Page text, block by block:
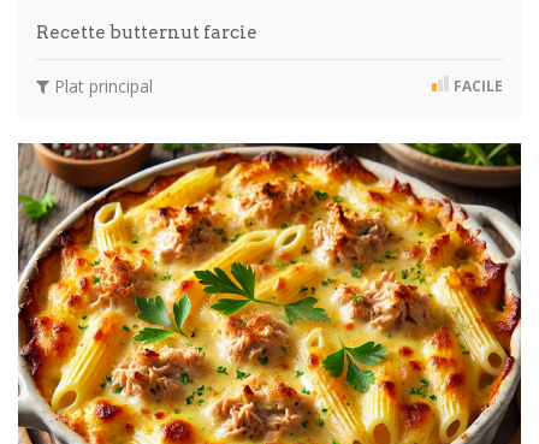
Recette butternut farcie
Plat principal FACILE